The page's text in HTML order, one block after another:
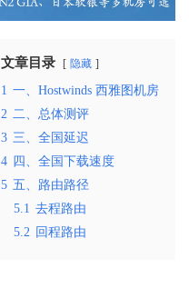
文章目录 隐藏
1 一、Hostwinds 西雅图机房
2 二、总体测评
3 三、全国延迟
4 四、全国下载速度
5 五、路由路径
5.1 去程路由
5.2 回程路由